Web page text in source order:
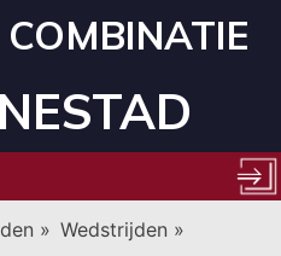
» Wedstrijden »